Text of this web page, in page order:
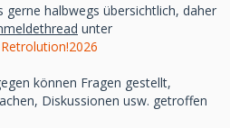
halbwegs übersichtlich, daher
unter
können Fragen gestellt,
Diskussionen usw. getroffen